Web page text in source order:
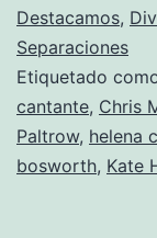
el
anillo
Destacamos,
Separaciones
Etiquetado
cantante, Chris
Paltrow, helena
bosworth, Kate